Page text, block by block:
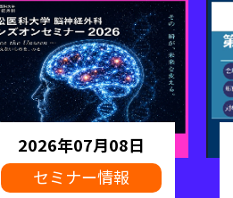
2026年07月08日
セミナー情報